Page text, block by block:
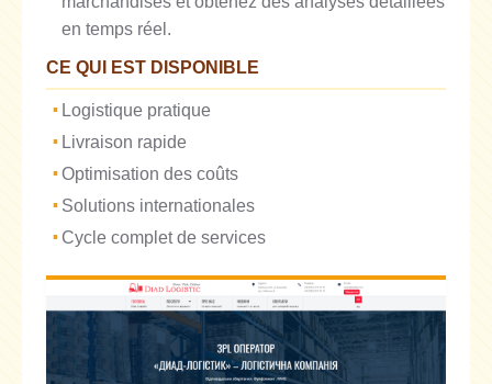
en temps réel.
CE QUI EST DISPONIBLE
Logistique pratique
Livraison rapide
Optimisation des coûts
Solutions internationales
Cycle complet de services